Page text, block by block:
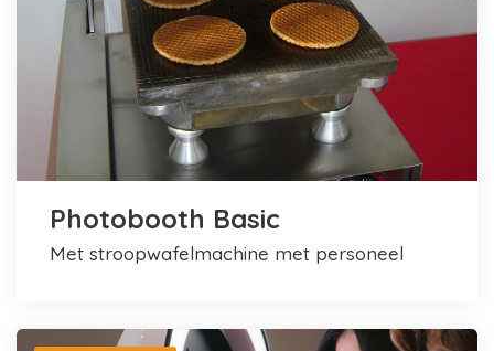
Photobooth Basic
met stroopwafelmachine met personeel